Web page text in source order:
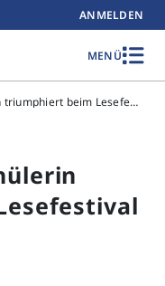
ANMELDEN
MENÜ
Cyriakus-Grundschülerin triumphiert beim Lesefestival in Erwitte